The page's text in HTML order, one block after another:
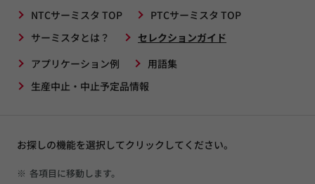
NTCサーミスタ TOP
PTCサーミスタ TOP
サーミスタとは？
セレクションガイド
アプリケーション例
用語集
生産中止・中止予定品情報
お探しの機能を選択してクリックしてください。
※ 各項目に移動します。